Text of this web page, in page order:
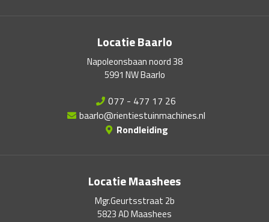
Locatie Baarlo
Napoleonsbaan noord 38
5991 NW Baarlo
077 - 477 17 26
baarlo@rientiestuinmachines.nl
Rondleiding
Locatie Maashees
Mgr.Geurtsstraat 2b
5823 AD Maashees